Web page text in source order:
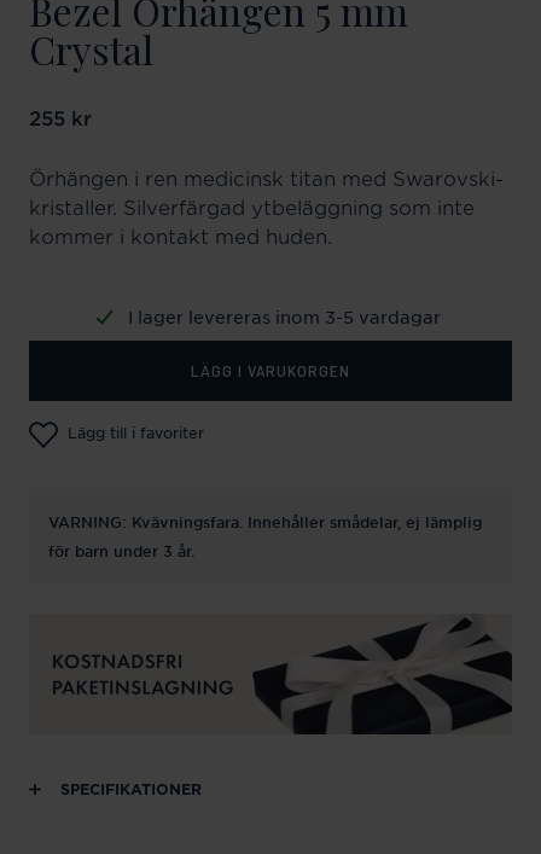
Crystal
Pris :255 kr
255 kr
Örhängen i ren medicinsk titan med Swarovski-
kristaller. Silverfärgad ytbeläggning som inte
kommer i kontakt med huden.
I lager levereras inom 3-5 vardagar
LÄGG I VARUKORGEN
Lägg till i favoriter
VARNING: Kvävningsfara. Innehåller smådelar, ej lämplig
för barn under 3 år.
SPECIFIKATIONER